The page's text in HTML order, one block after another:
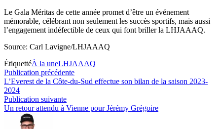
Le Gala Méritas de cette année promet d’être un événement
mémorable, célébrant non seulement les succès sportifs, mais aussi
l’engagement indéfectible de ceux qui font briller la LHJAAAQ.
Source: Carl Lavigne/LHJAAAQ
ÉtiquettéÀ la uneLHJAAAQ
Navigation
de
l’article
Publication précédentePublication
précédente :
L’Everest de la Côte-du-Sud effectue son bilan de la saison 2023-
2024
Publication suivantePublication
suivante :
Un retour attendu à Vienne pour Jérémy Grégoire